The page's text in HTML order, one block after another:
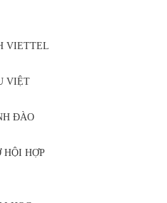
VIETTEL
VIỆT
ĐÀO
HỢP